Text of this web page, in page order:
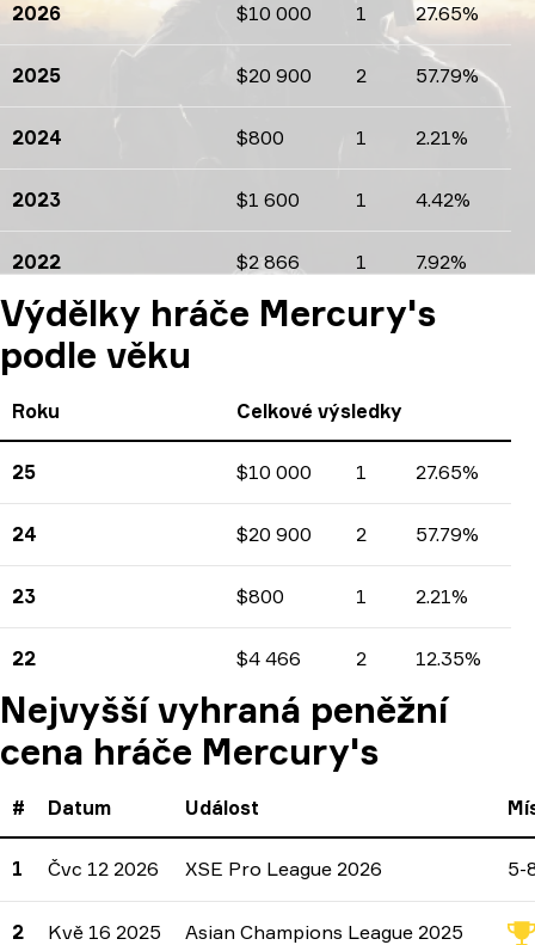
2026 Výdělky
$10 000
Počet turnajů1
Procenta 27.65%
2025 Výdělky
$20 900
Počet turnajů2
Procenta 57.79%
2024 Výdělky
$800
Počet turnajů1
Procenta 2.21%
2023 Výdělky
$1 600
Počet turnajů1
Procenta 4.42%
2022 Výdělky
$2 866
Počet turnajů1
Procenta 7.92%
Výdělky hráče Mercury's
podle věku
Roku Celkové výsledky
25 Výdělky
$10 000
Počet turnajů1
Procenta 27.65%
24 Výdělky
$20 900
Počet turnajů2
Procenta 57.79%
23 Výdělky
$800
Počet turnajů1
Procenta 2.21%
22 Výdělky
$4 466
Počet turnajů2
Procenta 12.35%
Nejvyšší vyhraná peněžní
cena hráče Mercury's
# Datum Událost
1 Čvc 12 2026 XSE Pro League 2026 5-
2 Kvě 16 2025 Asian Champions League 2025